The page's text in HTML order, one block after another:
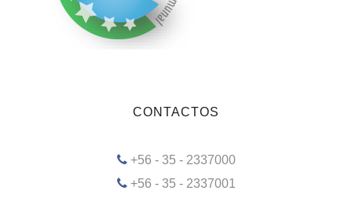
CONTACTOS
+56 - 35 - 2337000
+56 - 35 - 2337001